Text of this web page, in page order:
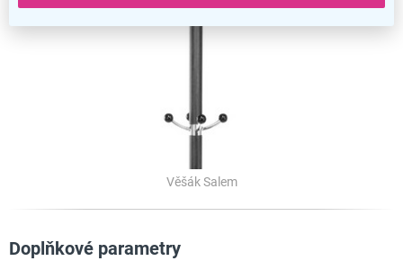
Věšák Salem
Doplňkové parametry